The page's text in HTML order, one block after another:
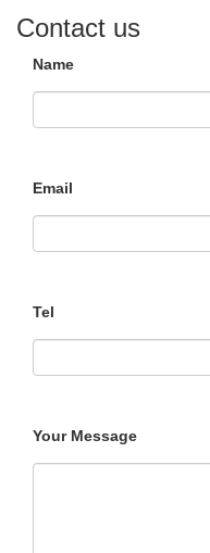
Contact us
Name
Email
Tel
Your Message